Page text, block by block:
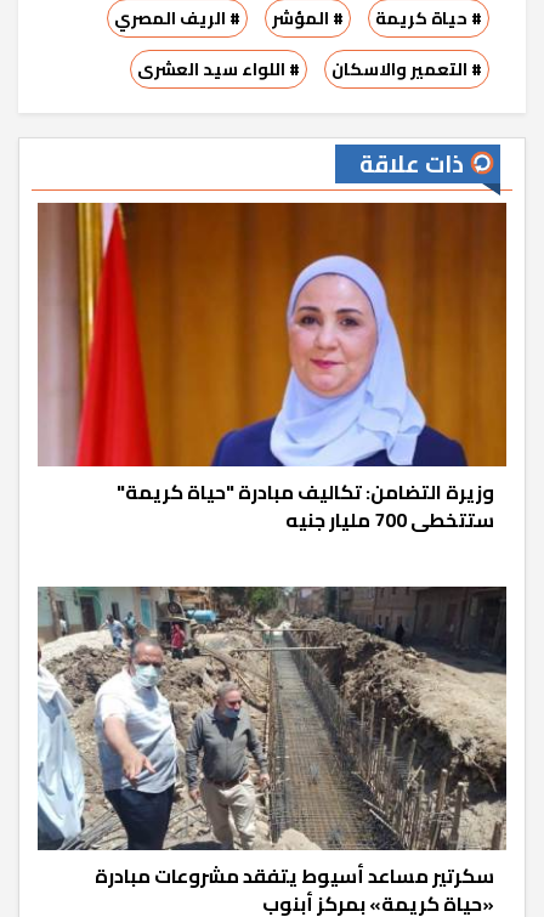
# حياة كريمة # المؤشر
# الريف المصري
# التعمير والاسكان
# اللواء سيد العشرى
ذات علاقة
وزيرة التضامن: تكاليف مبادرة "حياة كريمة"
ستتخطى 700 مليار جنيه
سكرتير مساعد أسيوط يتفقد مشروعات مبادرة
«حياة كريمة» بمركز أبنوب